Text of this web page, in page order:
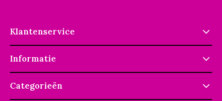
Klantenservice
Informatie
Categorieën